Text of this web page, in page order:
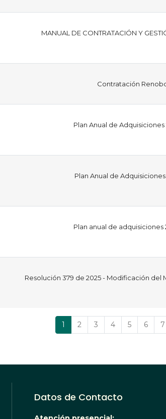
MANUAL DE CONTRATACIÓN Y
Contratación
Plan Anual de Adquisiciones
Plan Anual de Adquisiciones
Plan anual de adquisiciones
Resolución 379 de 2025 - Modificación del
Página
actual
1 Página
2 Página
3 Página
4 Página
5 Página
6 7
Datos de Contacto